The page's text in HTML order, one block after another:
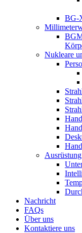
BG-
Nukleare
Nachricht
FAQs
Über uns
Kontaktiere uns